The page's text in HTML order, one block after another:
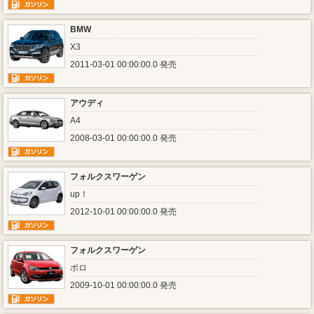
BMW
X3
2011-03-01 00:00:00.0 発売
アウディ
A4
2008-03-01 00:00:00.0 発売
フォルクスワーゲン
up！
2012-10-01 00:00:00.0 発売
フォルクスワーゲン
ポロ
2009-10-01 00:00:00.0 発売